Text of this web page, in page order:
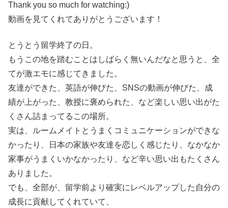
Thank you so much for watching:)
動画を見てくれてありがとうございます！
とうとう留学終了の日。
もうこの地を踏むことはしばらく無いんだなと思うと、全
てが激エモに感じてきました。
友達ができた、英語が伸びた、SNSの動画が伸びた、成
績が上がった、教授に褒められた、など楽しい思い出がた
くさん詰まってるこの場所。
実は、ルームメイトとうまくコミュニケーションができな
かったり、日本の家族や友達を恋しく感じたり、なかなか
家事がうまくいかなかったり、など辛い思い出もたくさん
ありました。
でも、全部が、留学前より確実にレベルアップした自分の
成長に貢献してくれていて、